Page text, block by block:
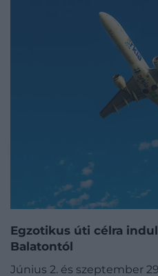
Egzotikus úti célra
Balatontól
Június 2. és szeptember